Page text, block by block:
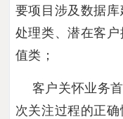
要项目涉及数据
处理类、潜在客
值类；
客户关怀业务
次关注过程的正